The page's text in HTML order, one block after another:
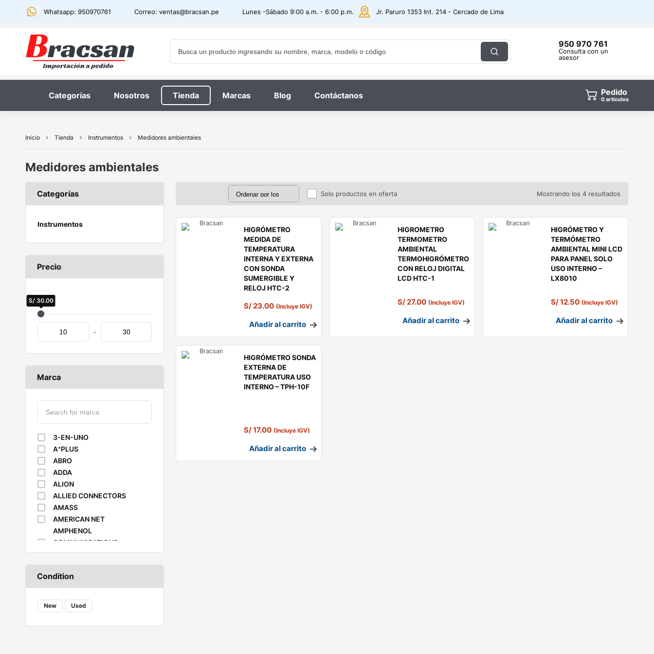
Whatsapp: 950970761 Correo: ventas@bracsan.pe Lunes -Sábado 9:00 a.m. - 6:00 p.m. Jr. Paruro 1353 Int. 214 - Cercado de Lima
950 970 761
Consulta con un
asesor
Categorías Nosotros Tienda Marcas Blog Contáctanos Pedido
0 artículos
Inicio Tienda Instrumentos Medidores ambientales
Medidores ambientales
Categorías
Instrumentos
Precio
S/ 10.00
S/30.00
-
Marca
3-EN-UNO
A⁺PLUS
ABRO
ADDA
ALION
ALLIED CONNECTORS
AMASS
AMERICAN NET
AMPHENOL
COMMUNICATIONS
SOLUTIONS
ARCTIC
AVC
BAKU
BOSCH
BOURNS
Condition
New Used
Solo productos en oferta Mostrando los 4 resultados
HIGRÓMETRO
MEDIDA DE
TEMPERATURA
INTERNA Y EXTERNA
CON SONDA
SUMERGIBLE Y
RELOJ HTC-2
S/23.00 (Incluye IGV)
Añadir al carrito
HIGROMETRO
TERMOMETRO
AMBIENTAL
TERMOHIGRÓMETRO
CON RELOJ DIGITAL
LCD HTC-1
S/27.00 (Incluye IGV)
Añadir al carrito
HIGRÓMETRO Y
TERMÓMETRO
AMBIENTAL MINI LCD
PARA PANEL SOLO
USO INTERNO –
LX8010
S/12.50 (Incluye IGV)
Añadir al carrito
HIGRÓMETRO SONDA
EXTERNA DE
TEMPERATURA USO
INTERNO – TPH-10F
S/17.00 (Incluye IGV)
Añadir al carrito